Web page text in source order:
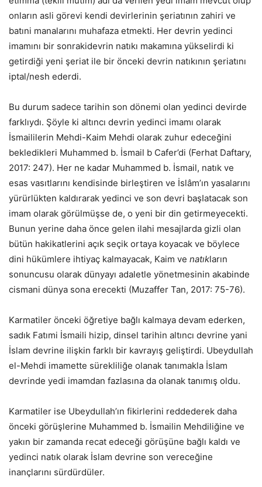
onların asli görevi kendi devirlerinin şeriatının zahiri ve
batıni manalarını muhafaza etmekti. Her devrin yedinci
imamını bir sonrakidevrin natıkı makamına yükselirdi ki
getirdiği yeni şeriat ile bir önceki devrin natıkının şeriatını
iptal/nesh ederdi.
Bu durum sadece tarihin son dönemi olan yedinci devirde
farklıydı. Şöyle ki altıncı devrin yedinci imamı olarak
İsmaililerin Mehdi-Kaim Mehdi olarak zuhur edeceğini
bekledikleri Muhammed b. İsmail b Cafer’di (Ferhat Daftary,
2017: 247). Her ne kadar Muhammed b. İsmail, natık ve
esas vasıtlarını kendisinde birleştiren ve İslâm’ın yasalarını
yürürlükten kaldırarak yedinci ve son devri başIatacak son
imam olarak görülmüşse de, o yeni bir din getirmeyecekti.
Bunun yerine daha önce gelen ilahi mesajlarda gizli olan
bütün hakikatlerini açık seçik ortaya koyacak ve böylece
dini hükümlere ihtiyaç kalmayacak, Kaim ve natıkların
sonuncusu olarak dünyayı adaletle yönetmesinin akabinde
cismani dünya sona erecekti (Muzaffer Tan, 2017: 75-76).
Karmatiler önceki öğretiye bağlı kalmaya devam ederken,
sadık Fatımi İsmaili hizip, dinsel tarihin altıncı devrine yani
İslam devrine ilişkin farklı bir kavrayış geliştirdi. Ubeydullah
el-Mehdi imamette sürekliliğe olanak tanımakla İslam
devrinde yedi imamdan fazlasına da olanak tanımış oldu.
Karmatiler ise Ubeydullah’ın fikirlerini reddederek daha
önceki görüşlerine Muhammed b. İsmailin Mehdiliğine ve
yakın bir zamanda recat edeceği görüşüne bağlı kaldı ve
yedinci natık olarak İslam devrine son vereceğine
inançlarını sürdürdüler.